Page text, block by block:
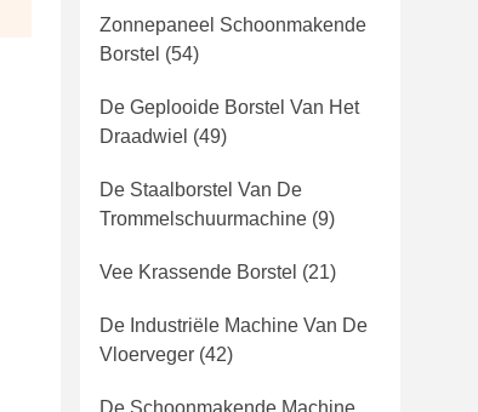
Zonnepaneel Schoonmakende
Borstel (54)
De Geplooide Borstel Van Het
Draadwiel (49)
De Staalborstel Van De
Trommelschuurmachine (9)
Vee Krassende Borstel (21)
De Industriële Machine Van De
Vloerveger (42)
De Schoonmakende Machine